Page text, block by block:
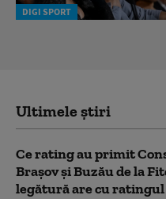
DIGI SPORT
Ultimele știri
Ce rating au primit
Brașov și Buzău de la
legătură are cu ratingul